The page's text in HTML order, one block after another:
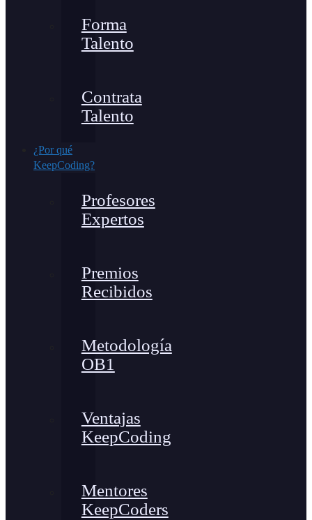
Forma
Talento
Contrata
Talento
¿Por qué
KeepCoding?
Profesores
Expertos
Premios
Recibidos
Metodología
OB1
Ventajas
KeepCoding
Mentores
KeepCoders